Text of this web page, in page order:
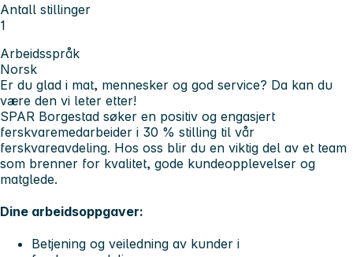
Antall stillinger
1
Arbeidsspråk
Norsk
Er du glad i mat, mennesker og god service? Da kan du
være den vi leter etter!
SPAR Borgestad søker en positiv og engasjert
ferskvaremedarbeider i 30 % stilling til vår
ferskvareavdeling. Hos oss blir du en viktig del av et team
som brenner for kvalitet, gode kundeopplevelser og
matglede.
Dine arbeidsoppgaver:
Betjening og veiledning av kunder i